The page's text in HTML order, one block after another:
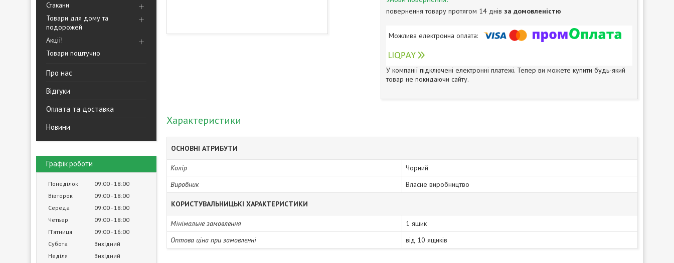
Стакани
Товари для дому та
подорожей
Акції!
Товари поштучно
Про нас
Відгуки
Оплата та доставка
Новини
Графік роботи
Понеділок 09:00 18:00
Вівторок
09:00 18:00
Середа
09:00 18:00
Четвер
09:00 18:00
Пʼятниця
09:00 16:00
Субота
Вихідний
Неділя
Вихідний
повернення товару протягом 14 днів за домовленістю
У компанії підключені електронні платежі. Тепер ви можете купити будь-який
товар не покидаючи сайту.
Характеристики
ОСНОВНІ АТРИБУТИ
Колір
Чорний
Виробник
Власне виробництво
КОРИСТУВАЛЬНИЦЬКІ ХАРАКТЕРИСТИКИ
Мінімальне замовлення
1 ящик
Оптова ціна при замовленні
від 10 ящиків